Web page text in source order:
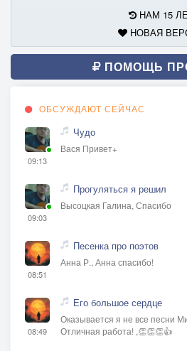
НАМ 15
НОВАЯ
ПОМОЩЬ
ОБСУЖДАЮТ СЕЙЧАС
09:13
Чудо
Вася Привет+
09:03
Прогуляться я решил
Высоцкая Галина, Спасибо
08:51
Песенка про поэтов
Анна Р., Анна спасибо!
08:49
Его большое сердце
Оказывается я не все песни
Отличная работа! ,👏👏👏👍